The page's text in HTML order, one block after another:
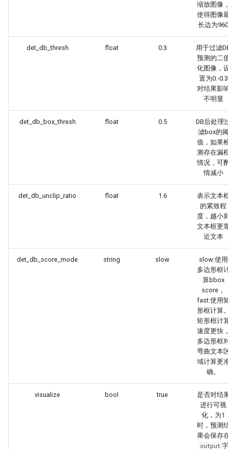
缩放图像
使得图像
长边为960
det_db_thresh float 0.3
用于过滤
预测的二
化图像，
置为0.-0.3
对结果影
不明显
det_db_box_thresh float 0.5
DB后处理
滤box的
值，如果
测存在漏
情况，可
情减小
det_db_unclip_ratio float 1.6
表示文本
的紧致程
度，越小
文本框更
近文本
det_db_score_mode string slow
slow:使用
多边形框
算bbox
score，
fast:使用
形框计算
矩形框计
速度更快
多边形框
弯曲文本
域计算更
确。
visualize bool true
是否对结
进行可视
化，为1
时，预测
果会保存
output 字